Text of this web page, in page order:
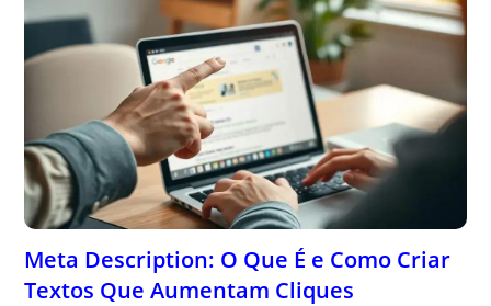
Meta Description: O Que É e Como Criar
Textos Que Aumentam Cliques